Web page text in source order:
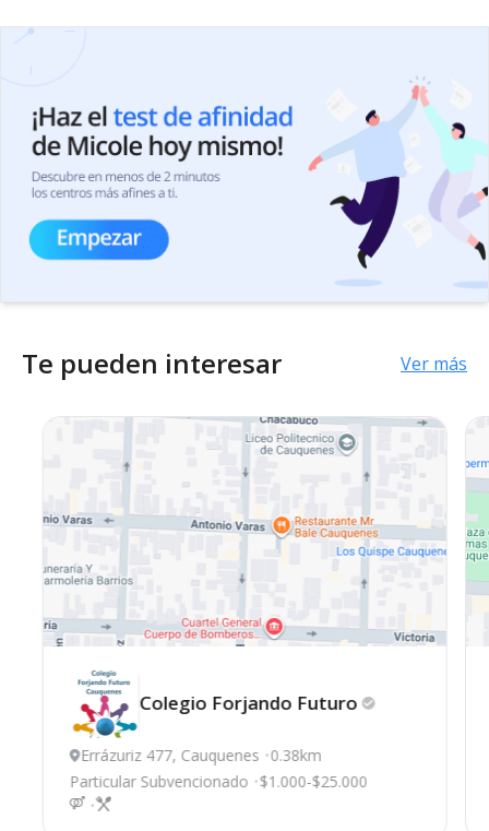
Te pueden interesar Ver más
Colegio Forjando Futuro
Errázuriz 477, Cauquenes 0.38km
Particular Subvencionado $1.000-$25.000